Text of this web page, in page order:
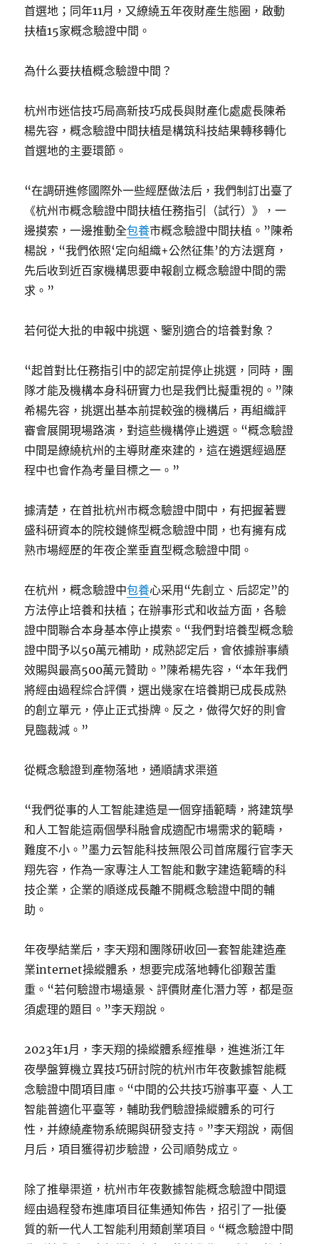
首選地；同年11月，又繚繞五年夜財產生態圈，啟動
扶植15家概念驗證中間。
為什么要扶植概念驗證中間？
杭州市迷信技巧局高新技巧成長與財產化處處長陳希
楊先容，概念驗證中間扶植是構筑科技結果轉移轉化
首選地的主要環節。
“在調研進修國際外一些經歷做法后，我們制訂出臺了
《杭州市概念驗證中間扶植任務指引（試行）》，一
邊摸索，一邊推動全包養市概念驗證中間扶植。”陳希
楊說，“我們依照‘定向組織+公然征集’的方法選育，
先后收到近百家機構思要申報創立概念驗證中間的需
求。”
若何從大批的申報中挑選、鑒別適合的培養對象？
“起首對比任務指引中的認定前提停止挑選，同時，團
隊才能及機構本身科研實力也是我們比擬重視的。”陳
希楊先容，挑選出基本前提較強的機構后，再組織評
審會展開現場路演，對這些機構停止遴選。“概念驗證
中間是繚繞杭州的主導財產來建的，這在遴選經過歷
程中也會作為考量目標之一。”
據清楚，在首批杭州市概念驗證中間中，有把握著豐
盛科研資本的院校鏈條型概念驗證中間，也有擁有成
熟市場經歷的年夜企業垂直型概念驗證中間。
在杭州，概念驗證中包養心采用“先創立、后認定”的
方法停止培養和扶植；在辦事形式和收益方面，各驗
證中間聯合本身基本停止摸索。“我們對培養型概念驗
證中間予以50萬元補助，成熟認定后，會依據辦事績
效賜與最高500萬元贊助。”陳希楊先容，“本年我們
將經由過程綜合評價，選出幾家在培養期已成長成熟
的創立單元，停止正式掛牌。反之，做得欠好的則會
見臨裁減。”
從概念驗證到產物落地，通順請求渠道
“我們從事的人工智能建造是一個穿插範疇，將建筑學
和人工智能這兩個學科融會成適配市場需求的範疇，
難度不小。”墨力云智能科技無限公司首席履行官李天
翔先容，作為一家專注人工智能和數字建造範疇的科
技企業，企業的順遂成長離不開概念驗證中間的輔
助。
年夜學結業后，李天翔和團隊研收回一套智能建造產
業internet操縱體系，想要完成落地轉化卻艱苦重
重。“若何驗證市場遠景、評價財產化潛力等，都是亟
須處理的題目。”李天翔說。
2023年1月，李天翔的操縱體系經推舉，進進浙江年
夜學盤算機立異技巧研討院的杭州市年夜數據智能概
念驗證中間項目庫。“中間的公共技巧辦事平臺、人工
智能普適化平臺等，輔助我們驗證操縱體系的可行
性，并繚繞產物系統賜與研發支持。”李天翔說，兩個
月后，項目獲得初步驗證，公司順勢成立。
除了推舉渠道，杭州市年夜數據智能概念驗證中間還
經由過程發布進庫項目征集通知佈告，招引了一批優
質的新一代人工智能利用類創業項目。“概念驗證中間